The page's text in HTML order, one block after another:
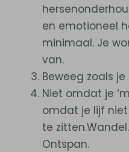
en emotioneel
minimaal. Je
van.
Beweeg zoals
Niet omdat je
omdat je lijf
te
Ontspan.